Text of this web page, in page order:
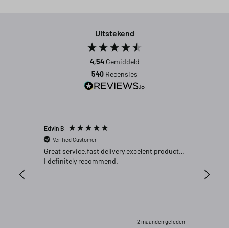
Uitstekend
4,54 Gemiddeld
540 Recensies
Edvin B
Verified Customer
Great service,fast delivery,excelent product…
I definitely recommend.
2 maanden geleden